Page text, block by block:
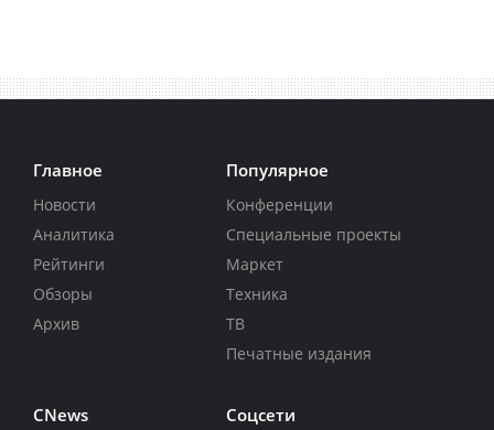
Главное
Новости
Аналитика
Рейтинги
Обзоры
Архив
Популярное
Конференции
Специальные проекты
Маркет
Техника
ТВ
Печатные издания
CNews Соцсети